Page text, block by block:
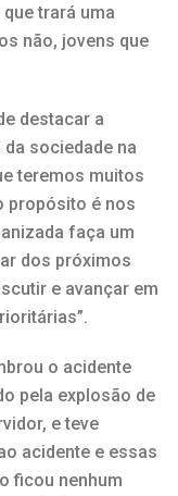
trará uma
não, jovens que
destacar a
sociedade na
teremos muitos
propósito é nos
faça um
dos próximos
e avançar em
o acidente
pela explosão de
e teve
acidente e essas
ficou nenhum